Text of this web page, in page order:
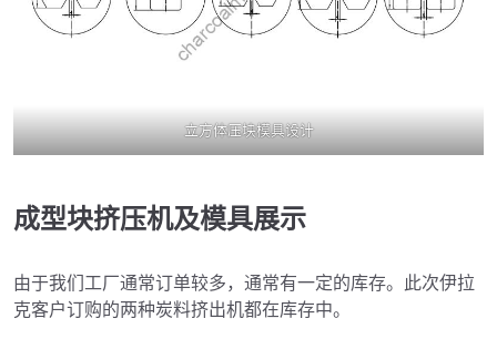
立方体压块模具设计
成型块挤压机及模具展示
由于我们工厂通常订单较多，通常有一定的库存。此次伊拉
克客户订购的两种炭料挤出机都在库存中。